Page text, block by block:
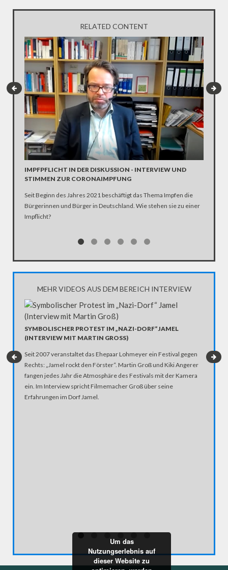
RELATED CONTENT
IMPFPFLICHT IN DER DISKUSSION - INTERVIEW UND
STIMMEN ZUR CORONAIMPFUNG
Seit Beginn des Jahres 2021 beschäftigt das Thema Impfen die
Bürgerinnen und Bürger in Deutschland. Wie stehen sie zu einer
Impflicht?
MEHR VIDEOS AUS DEM BEREICH INTERVIEW
SYMBOLISCHER PROTEST IM „NAZI-DORF“ JAMEL
(INTERVIEW MIT MARTIN GROSS)
Seit 2007 veranstaltet das Ehepaar Lohmeyer ein Festival gegen
Rechts: „Jamel rockt den Förster“. Martin Groß und Kiki Angerer
fangen jedes Jahr die Atmosphäre des Festivals mit der Kamera
ein. Im Interview spricht Filmemacher Groß über seine
Erfahrungen im Dorf Jamel.
Um das
Nutzungserlebnis auf
dieser Website zu